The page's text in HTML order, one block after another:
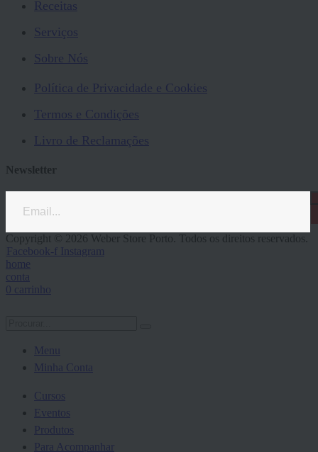
Receitas
Serviços
Sobre Nós
Política de Privacidade e Cookies
Termos e Condições
Livro de Reclamações
Newsletter
Copyright © 2026 Weber Store Porto. Todos os direitos reservados.
Facebook-f Instagram
home
conta
0 carrinho
Menu
Minha Conta
Cursos
Eventos
Produtos
Para Acompanhar